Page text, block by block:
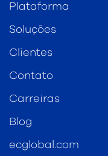
Plataforma
Soluções
Clientes
Contato
Carreiras
Blog
ecglobal.com